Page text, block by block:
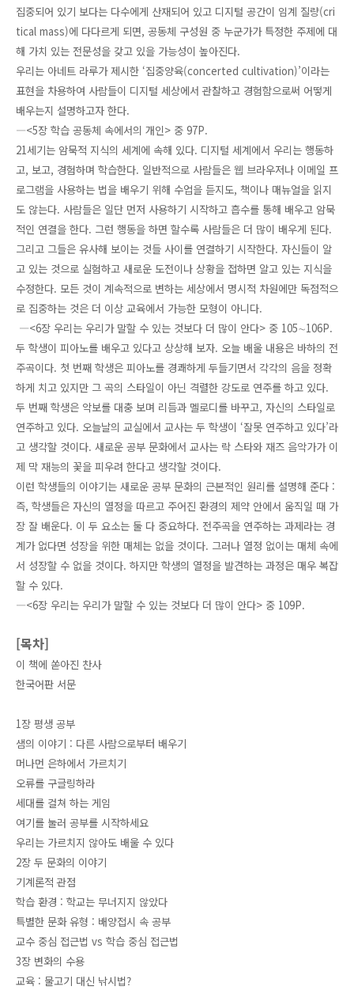
집중되어 있기 보다는 다수에게 산재되어 있고 디지털 공간이 임계 질량(cri
tical mass)에 다다르게 되면, 공동체 구성원 중 누군가가 특정한 주제에 대
해 가치 있는 전문성을 갖고 있을 가능성이 높아진다.
우리는 아네트 라루가 제시한 ‘집중양육(concerted cultivation)’이라는
표현을 차용하여 사람들이 디지털 세상에서 관찰하고 경험함으로써 어떻게
배우는지 설명하고자 한다.
―<5장 학습 공동체 속에서의 개인> 중 97P.
21세기는 암묵적 지식의 세계에 속해 있다. 디지털 세계에서 우리는 행동하
고, 보고, 경험하며 학습한다. 일반적으로 사람들은 웹 브라우저나 이메일 프
로그램을 사용하는 법을 배우기 위해 수업을 듣지도, 책이나 매뉴얼을 읽지
도 않는다. 사람들은 일단 먼저 사용하기 시작하고 흡수를 통해 배우고 암묵
적인 연결을 한다. 그런 행동을 하면 할수록 사람들은 더 많이 배우게 된다.
그리고 그들은 유사해 보이는 것들 사이를 연결하기 시작한다. 자신들이 알
고 있는 것으로 실험하고 새로운 도전이나 상황을 접하면 알고 있는 지식을
수정한다. 모든 것이 계속적으로 변하는 세상에서 명시적 차원에만 독점적으
로 집중하는 것은 더 이상 교육에서 가능한 모형이 아니다.
―<6장 우리는 우리가 말할 수 있는 것보다 더 많이 안다> 중 105∼106P.
두 학생이 피아노를 배우고 있다고 상상해 보자. 오늘 배울 내용은 바하의 전
주곡이다. 첫 번째 학생은 피아노를 경쾌하게 두들기면서 각각의 음을 정확
하게 치고 있지만 그 곡의 스타일이 아닌 격렬한 강도로 연주를 하고 있다.
두 번째 학생은 악보를 대충 보며 리듬과 멜로디를 바꾸고, 자신의 스타일로
연주하고 있다. 오늘날의 교실에서 교사는 두 학생이 ‘잘못 연주하고 있다’라
고 생각할 것이다. 새로운 공부 문화에서 교사는 락 스타와 재즈 음악가가 이
제 막 재능의 꽃을 피우려 한다고 생각할 것이다.
이런 학생들의 이야기는 새로운 공부 문화의 근본적인 원리를 설명해 준다 :
즉, 학생들은 자신의 열정을 따르고 주어진 환경의 제약 안에서 움직일 때 가
장 잘 배운다. 이 두 요소는 둘 다 중요하다. 전주곡을 연주하는 과제라는 경
계가 없다면 성장을 위한 매체는 없을 것이다. 그러나 열정 없이는 매체 속에
서 성장할 수 없을 것이다. 하지만 학생의 열정을 발견하는 과정은 매우 복잡
할 수 있다.
―<6장 우리는 우리가 말할 수 있는 것보다 더 많이 안다> 중 109P.
[목차]
이 책에 쏟아진 찬사
한국어판 서문
1장 평생 공부
샘의 이야기 : 다른 사람으로부터 배우기
머나먼 은하에서 가르치기
오류를 구글링하라
세대를 걸쳐 하는 게임
여기를 눌러 공부를 시작하세요
우리는 가르치지 않아도 배울 수 있다
2장 두 문화의 이야기
기계론적 관점
학습 환경 : 학교는 무너지지 않았다
특별한 문화 유형 : 배양접시 속 공부
교수 중심 접근법 vs 학습 중심 접근법
3장 변화의 수용
교육 : 물고기 대신 낚시법?